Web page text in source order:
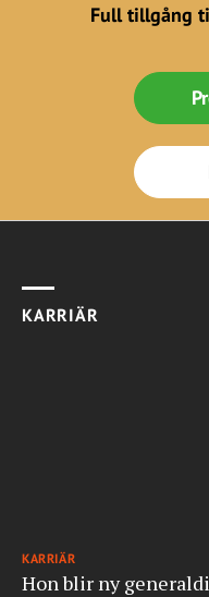
Full tillgång
KARRIÄR
KARRIÄR
Hon blir ny